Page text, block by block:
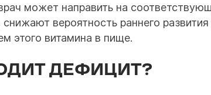
может направить на
снижают вероятность раннего
этого витамина в пище.
ДЕФИЦИТ?